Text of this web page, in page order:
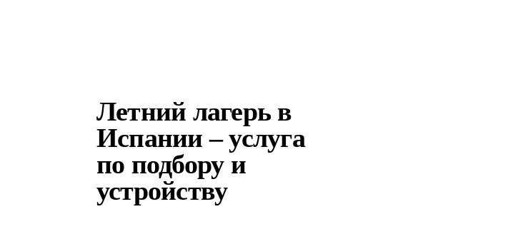
Летний лагерь в
Испании – услуга
по подбору и
устройству